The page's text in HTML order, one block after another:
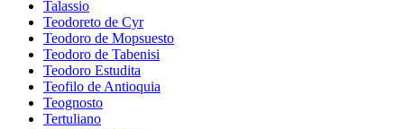
Talassio
Teodoreto de Cyr
Teodoro de Mopsuesto
Teodoro de Tabenisi
Teodoro Estudita
Teofilo de Antioquia
Teognosto
Tertuliano